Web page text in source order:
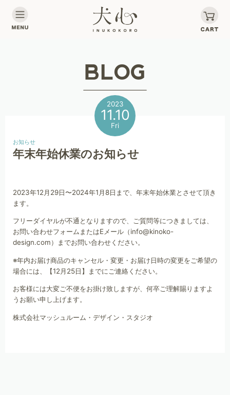
2023
11.10
Fri
お知らせ
年末年始休業のお知らせ
2023年12月29日〜2024年1月8日まで、年末年始休業とさせて頂き
ます。
フリーダイヤルが不通となりますので、ご質問等につきましては、
お問い合わせフォームまたはEメール（info@kinoko-
design.com）までお問い合わせください。
※年内お届け商品のキャンセル・変更・お届け日時の変更をご希望の
場合には、【12月25日】までにご連絡ください。
お客様には大変ご不便をお掛け致しますが、何卒ご理解賜りますよ
うお願い申し上げます。
株式会社マッシュルーム・デザイン・スタジオ